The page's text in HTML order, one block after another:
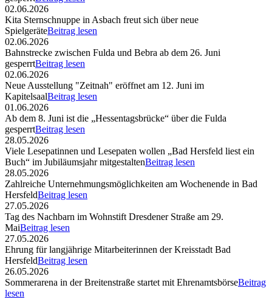
02.06.2026
Kita Sternschnuppe in Asbach freut sich über neue
SpielgeräteBeitrag lesen
02.06.2026
Bahnstrecke zwischen Fulda und Bebra ab dem 26. Juni
gesperrtBeitrag lesen
02.06.2026
Neue Ausstellung "Zeitnah" eröffnet am 12. Juni im
KapitelsaalBeitrag lesen
01.06.2026
Ab dem 8. Juni ist die „Hessentagsbrücke“ über die Fulda
gesperrtBeitrag lesen
28.05.2026
Viele Lesepatinnen und Lesepaten wollen „Bad Hersfeld liest ein
Buch“ im Jubiläumsjahr mitgestaltenBeitrag lesen
28.05.2026
Zahlreiche Unternehmungsmöglichkeiten am Wochenende in Bad
HersfeldBeitrag lesen
27.05.2026
Tag des Nachbarn im Wohnstift Dresdener Straße am 29.
MaiBeitrag lesen
27.05.2026
Ehrung für langjährige Mitarbeiterinnen der Kreisstadt Bad
HersfeldBeitrag lesen
26.05.2026
Sommerarena in der Breitenstraße startet mit EhrenamtsbörseBeitrag
lesen